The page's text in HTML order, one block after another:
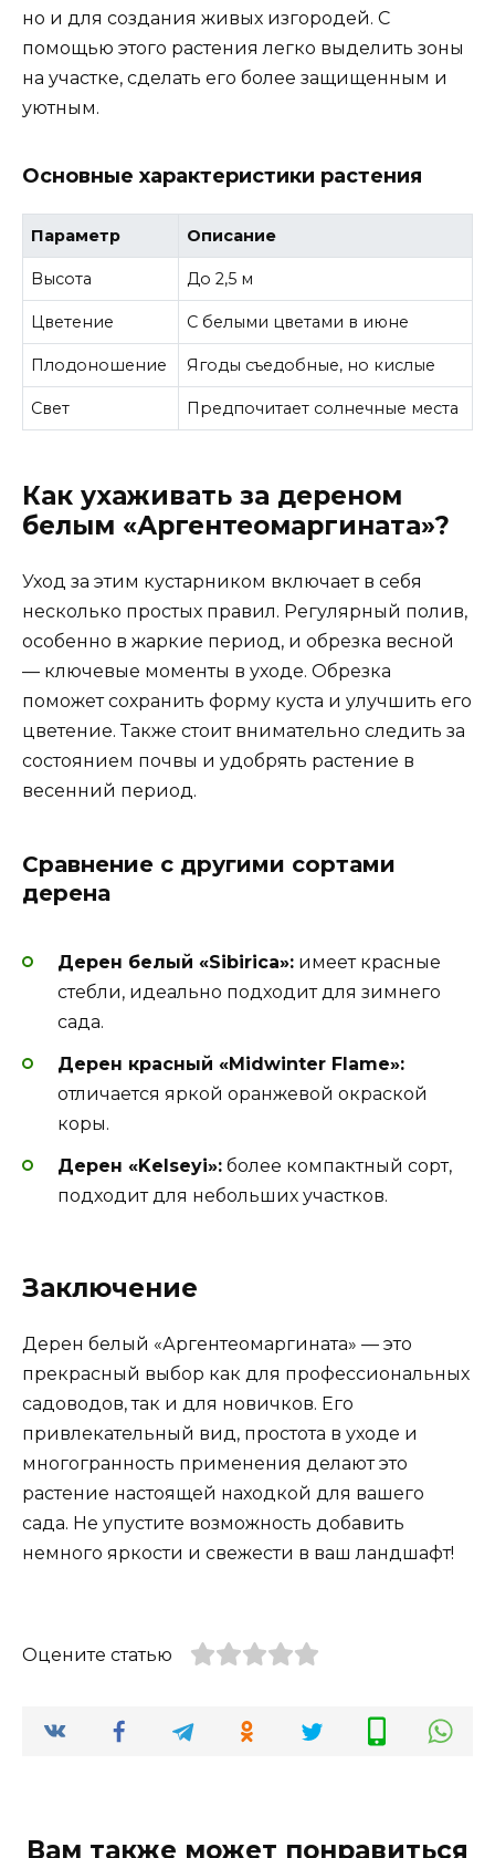
но и для создания живых изгородей. С
помощью этого растения легко выделить зоны
на участке, сделать его более защищенным и
уютным.
Основные характеристики растения
Параметр Описание
Высота До 2,5 м
Цветение С белыми цветами в июне
Плодоношение Ягоды съедобные, но кислые
Свет Предпочитает солнечные места
Как ухаживать за дереном
белым «Аргентеомаргината»?
Уход за этим кустарником включает в себя
несколько простых правил. Регулярный полив,
особенно в жаркие период, и обрезка весной
— ключевые моменты в уходе. Обрезка
поможет сохранить форму куста и улучшить его
цветение. Также стоит внимательно следить за
состоянием почвы и удобрять растение в
весенний период.
Сравнение с другими сортами
дерена
Дерен белый «Sibirica»: имеет красные
стебли, идеально подходит для зимнего
сада.
Дерен красный «Midwinter Flame»:
отличается яркой оранжевой окраской
коры.
Дерен «Kelseyi»: более компактный сорт,
подходит для небольших участков.
Заключение
Дерен белый «Аргентеомаргината» — это
прекрасный выбор как для профессиональных
садоводов, так и для новичков. Его
привлекательный вид, простота в уходе и
многогранность применения делают это
растение настоящей находкой для вашего
сада. Не упустите возможность добавить
немного яркости и свежести в ваш ландшафт!
Оцените статью
Вам также может понравиться